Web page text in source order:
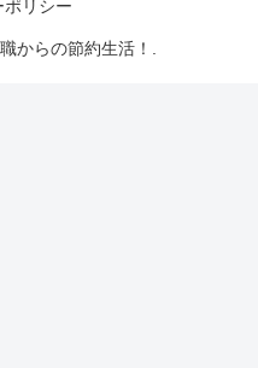
ポリシー
からの節約生活！.